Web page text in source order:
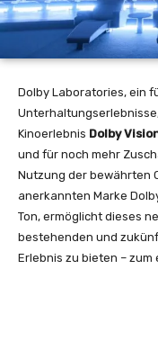
Dolby Laboratories, ein
Kinoerlebnis Dolby
und für noch mehr
Nutzung der bewährten
anerkannten Marke
Ton, ermöglicht dieses
bestehenden und
Erlebnis zu bieten –